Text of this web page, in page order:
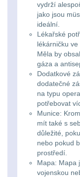
Na přežití
Ostatní45
DOPLNKY K
ZBRANIAM
Montáže na
Montáže
Boční
vydrží
jako jsou
ideální.
Lékařské
lékárničku ve
Měla by
gáza a
Dodatkové
dodatečné
na typu
potřebovat
Munice:
mít také s
důležité,
nebo pokud
prostředí.
Mapa: Mapa
vojenskou